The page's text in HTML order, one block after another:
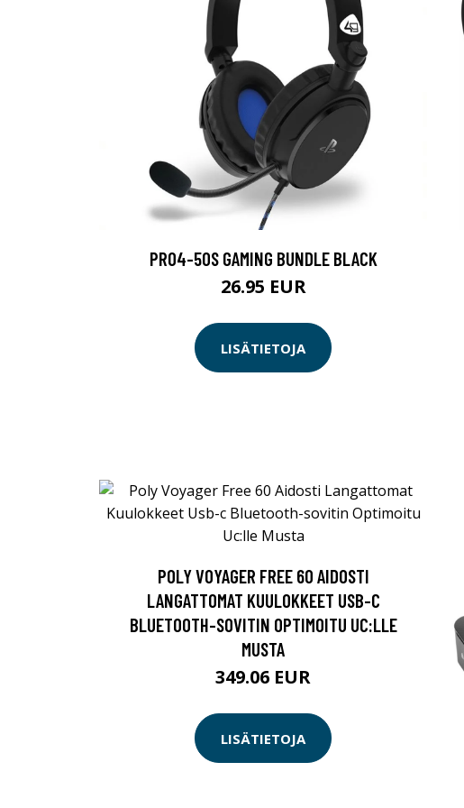
PRO4-50S GAMING BUNDLE BLACK
26.95 EUR
LISÄTIETOJA
POLY VOYAGER FREE 60 AIDOSTI
LANGATTOMAT KUULOKKEET USB-C
BLUETOOTH-SOVITIN OPTIMOITU UC:LLE
MUSTA
349.06 EUR
LISÄTIETOJA